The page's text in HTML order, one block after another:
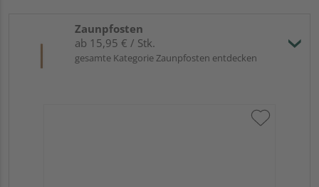
Zaunpfosten
ab 15,95 € / Stk.
gesamte Kategorie Zaunpfosten entdecken